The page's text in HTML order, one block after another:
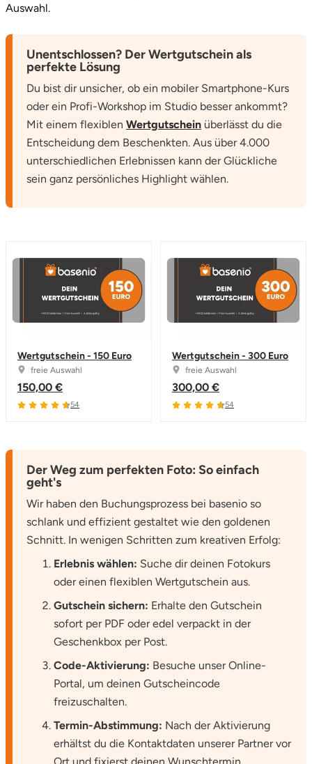
Auswahl.
Unentschlossen? Der Wertgutschein als
perfekte Lösung
Du bist dir unsicher, ob ein mobiler Smartphone-Kurs
oder ein Profi-Workshop im Studio besser ankommt?
Mit einem flexiblen Wertgutschein überlässt du die
Entscheidung dem Beschenkten. Aus über 4.000
unterschiedlichen Erlebnissen kann der Glückliche
sein ganz persönliches Highlight wählen.
Wertgutschein - 150 Euro
freie Auswahl
150,00 €
4.7 von 5
54
Wertgutschein - 300 Euro
freie Auswahl
300,00 €
4.7 von 5
54
Der Weg zum perfekten Foto: So einfach
geht's
Wir haben den Buchungsprozess bei basenio so
schlank und effizient gestaltet wie den goldenen
Schnitt. In wenigen Schritten zum kreativen Erfolg:
Erlebnis wählen: Suche dir deinen Fotokurs
oder einen flexiblen Wertgutschein aus.
Gutschein sichern: Erhalte den Gutschein
sofort per PDF oder edel verpackt in der
Geschenkbox per Post.
Code-Aktivierung: Besuche unser Online-
Portal, um deinen Gutscheincode
freizuschalten.
Termin-Abstimmung: Nach der Aktivierung
erhältst du die Kontaktdaten unserer Partner vor